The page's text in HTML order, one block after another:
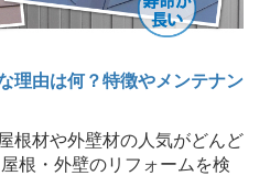
理由は何？特徴やメンテナン
根材や外壁材の人気がどんど
根・外壁のリフォームを検